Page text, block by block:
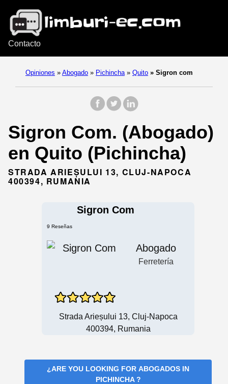
Contacto
Opiniones » Abogado » Pichincha » Quito » Sigron com
Sigron Com. (Abogado)
en Quito (Pichincha)
STRADA ARIEȘULUI 13, CLUJ-NAPOCA
400394, RUMANIA
Sigron Com
9 Reseñas
Abogado
Ferretería
Strada Arieșului 13, Cluj-Napoca
400394, Rumania
¿ARE YOU LOOKING FOR ABOGADOS IN
PICHINCHA?